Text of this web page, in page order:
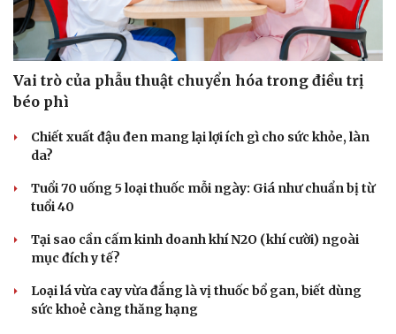
Vai trò của phẫu thuật chuyển hóa trong điều trị
béo phì
Chiết xuất đậu đen mang lại lợi ích gì cho sức khỏe, làn
da?
Tuổi 70 uống 5 loại thuốc mỗi ngày: Giá như chuẩn bị từ
tuổi 40
Tại sao cần cấm kinh doanh khí N2O (khí cười) ngoài
mục đích y tế?
Loại lá vừa cay vừa đắng là vị thuốc bổ gan, biết dùng
sức khoẻ càng thăng hạng